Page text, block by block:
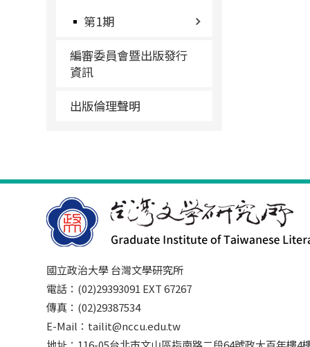
第1期
編審委員會暨出版發行
資訊
出版倫理聲明
國立政治大學 台灣文學研究所
電話：(02)29393091 EXT 67267
傳真：(02)29387534
E-Mail：tailit@nccu.edu.tw